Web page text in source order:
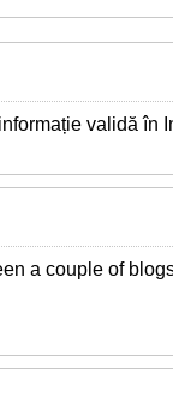
validă în
a couple of